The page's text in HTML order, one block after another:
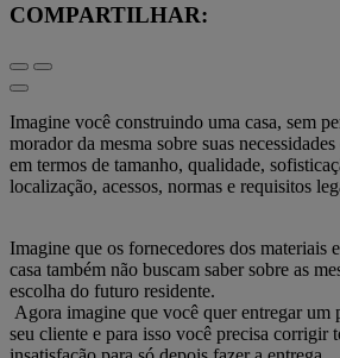
COMPARTILHAR:
Imagine você construindo uma casa, sem
morador da mesma sobre suas
em termos de tamanho, qualidade,
localização, acessos, normas e requisitos
Imagine que os fornecedores dos materiais
casa também não buscam saber sobre as
escolha do futuro residente.
Agora imagine que você quer entregar um
seu cliente e para isso você precisa corrigir